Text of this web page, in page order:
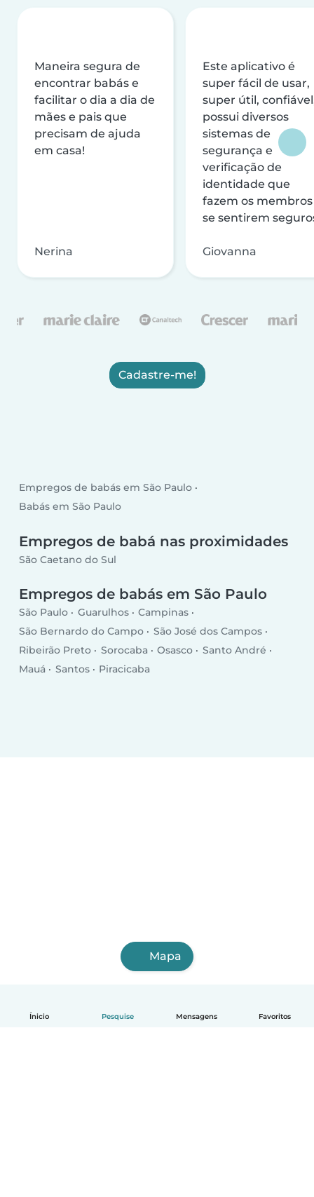
Ínicio Pesquise Mensagens Favoritos
Maneira segura de
encontrar babás e
facilitar o dia a dia de
mães e pais que
precisam de ajuda
em casa!
Nerina
Este aplicativo é
super fácil de usar,
super útil,
possui diversos
sistemas de
segurança e
verificação de
identidade que
fazem os membros
se sentirem
Giovanna
Cadastre-me!
Empregos de babás em São Paulo
Babás em São Paulo
Empregos de babá nas proximidades
São Caetano do Sul
Empregos de babás em São Paulo
São Paulo Guarulhos
Campinas
São Bernardo do Campo
São José dos Campos
Ribeirão Preto
Sorocaba Osasco
Santo André
Mauá
Santos Piracicaba
Mapa